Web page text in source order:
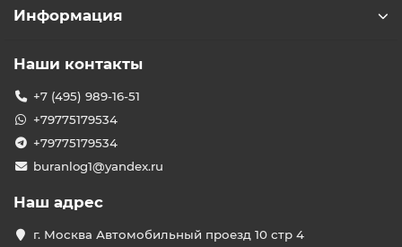
Информация
Наши контакты
+7 (495) 989-16-51
+79775179534
+79775179534
buranlog1@yandex.ru
Наш адрес
г. Москва Автомобильный проезд 10 стр 4